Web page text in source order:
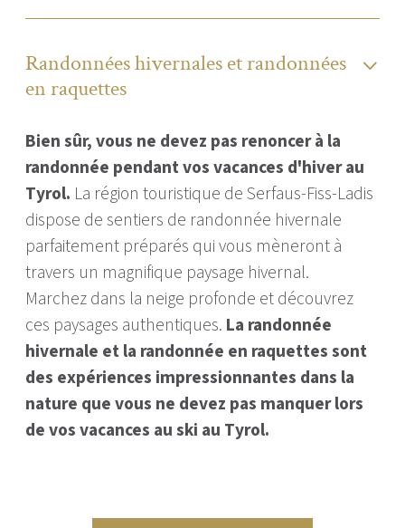
Randonnées hivernales et randonnées
en raquettes
Bien sûr, vous ne devez pas renoncer à la
randonnée pendant vos vacances d'hiver au
Tyrol. La région touristique de Serfaus-Fiss-Ladis
dispose de sentiers de randonnée hivernale
parfaitement préparés qui vous mèneront à
travers un magnifique paysage hivernal.
Marchez dans la neige profonde et découvrez
ces paysages authentiques. La randonnée
hivernale et la randonnée en raquettes sont
des expériences impressionnantes dans la
nature que vous ne devez pas manquer lors
de vos vacances au ski au Tyrol.